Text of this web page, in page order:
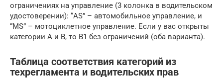
ограничениях на управление (3 колонка в водительском
удостоверении): “AS” – автомобильное управление, и
“MS” – мотоциклетное управление. Если у вас открыты
категории A и B, то B1 без ограничений (оба варианта).
Таблица соответствия категорий из
техрегламента и водительских прав